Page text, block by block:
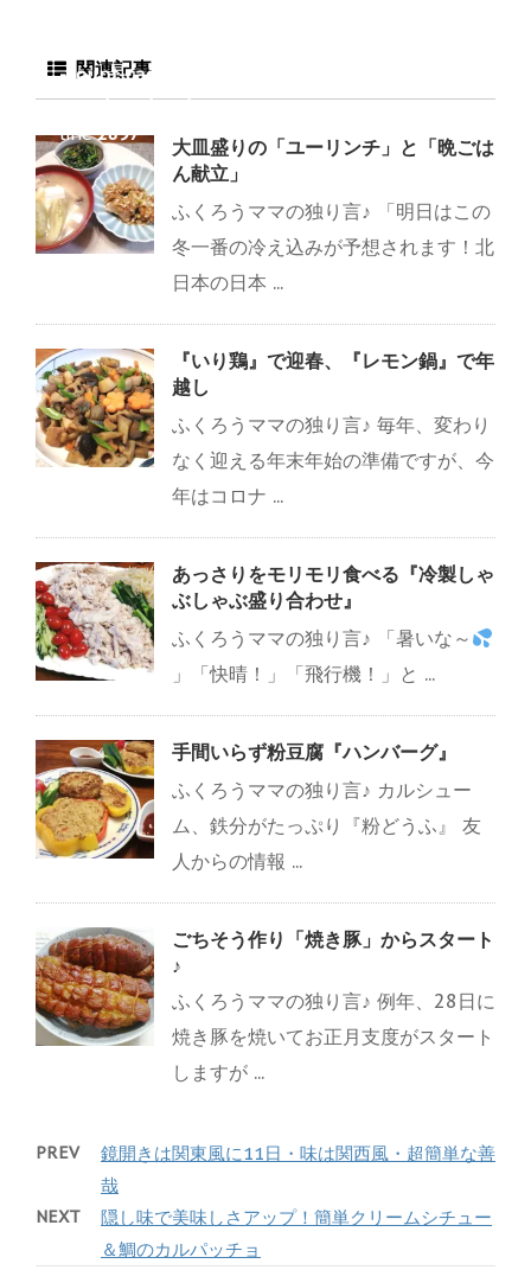
-count-cache/sns-
count-cache.phpon
line2897
関連記事
大皿盛りの「ユーリンチ」と「晩ごは
ん献立」
ふくろうママの独り言♪ 「明日はこの
冬一番の冷え込みが予想されます！北
日本の日本 ...
『いり鶏』で迎春、『レモン鍋』で年
越し
ふくろうママの独り言♪ 毎年、変わり
なく迎える年末年始の準備ですが、今
年はコロナ ...
あっさりをモリモリ食べる『冷製しゃ
ぶしゃぶ盛り合わせ』
ふくろうママの独り言♪ 「暑いな～
」「快晴！」「飛行機！」と ...
手間いらず粉豆腐『ハンバーグ』
ふくろうママの独り言♪ カルシュー
ム、鉄分がたっぷり『粉どうふ』 友
人からの情報 ...
ごちそう作り「焼き豚」からスタート
♪
ふくろうママの独り言♪ 例年、28日に
焼き豚を焼いてお正月支度がスタート
しますが ...
PREV
鏡開きは関東風に11日・味は関西風・超簡単な善
哉
NEXT
隠し味で美味しさアップ！簡単クリームシチュー
＆鯛のカルパッチョ